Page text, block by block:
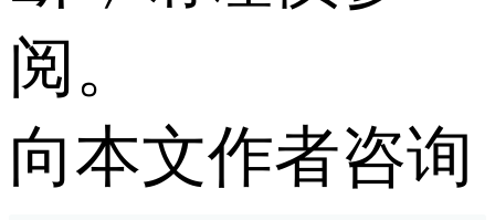
阅。
向本文作者咨询